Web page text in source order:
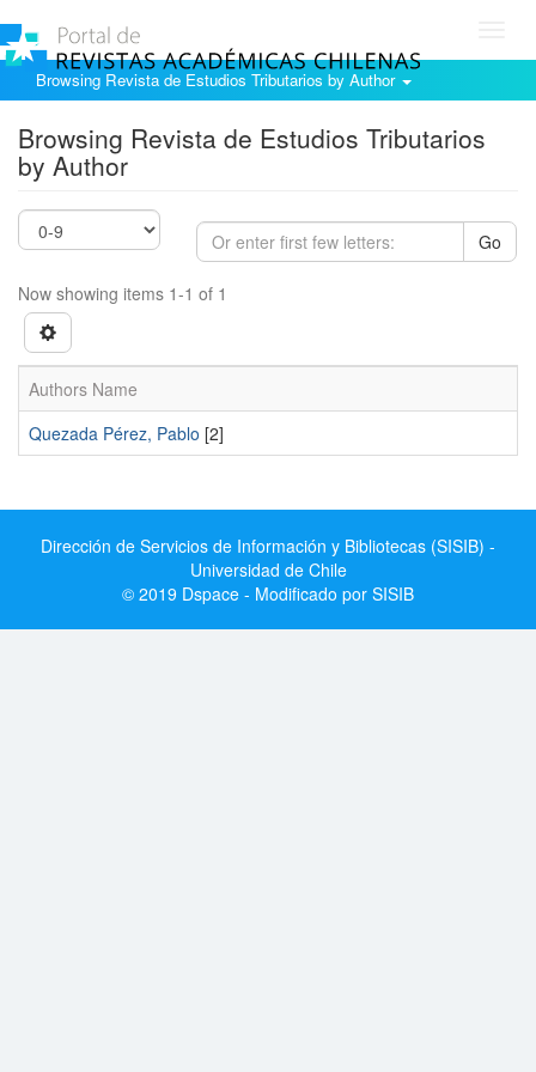
Browsing Revista de Estudios Tributarios by Author
Browsing Revista de Estudios Tributarios
by Author
Go
Now showing items 1-1 of 1
Authors Name
Quezada Pérez, Pablo [2]
Dirección de Servicios de Información y Bibliotecas (SISIB) -
Universidad de Chile
© 2019 Dspace - Modificado por SISIB